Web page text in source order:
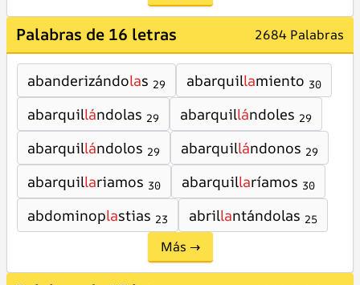
Palabras de 16 letras 2684 Palabras
abanderizándolas 29 abarquillamiento 30
abarquillándolas 29 abarquillándoles 29
abarquillándolos 29 abarquillándonos 29
abarquillariamos 30 abarquillaríamos 30
abdominoplastias 23 abrillantándolas 25
Más →